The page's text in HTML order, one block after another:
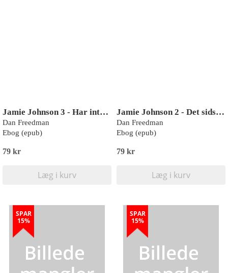
Jamie Johnson 3 - Har intet at tabe
Dan Freedman
Ebog (epub)
79 kr
Læg i kurv
Jamie Johnson 2 - Det sidste spark
Dan Freedman
Ebog (epub)
79 kr
Læg i kurv
SPAR
15%
SPAR
15%